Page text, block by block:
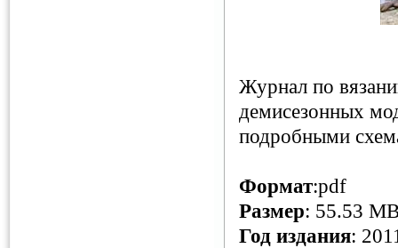
Журнал по
демисезонных
подробными
Формат:pdf
Размер: 55.53
Год издания: